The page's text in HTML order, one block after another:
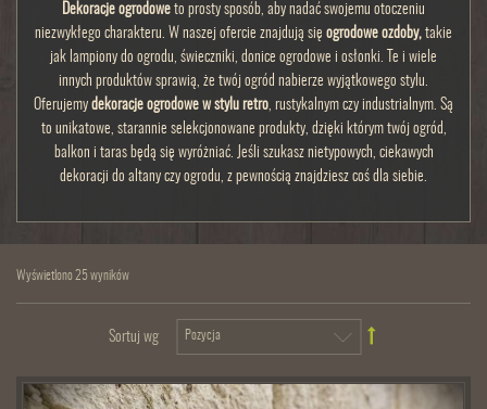
Dekoracje ogrodowe to prosty sposób, aby nadać swojemu otoczeniu
niezwykłego charakteru. W naszej ofercie znajdują się ogrodowe ozdoby, takie
jak lampiony do ogrodu, świeczniki, donice ogrodowe i osłonki. Te i wiele
innych produktów sprawią, że twój ogród nabierze wyjątkowego stylu.
Oferujemy dekoracje ogrodowe w stylu retro, rustykalnym czy industrialnym. Są
to unikatowe, starannie selekcjonowane produkty, dzięki którym twój ogród,
balkon i taras będą się wyróżniać. Jeśli szukasz nietypowych, ciekawych
dekoracji do altany czy ogrodu, z pewnością znajdziesz coś dla siebie.
Wyświetlono 25 wyników
Sortuj wg